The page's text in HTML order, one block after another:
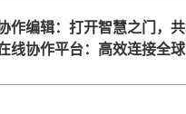
作编辑：打开智慧之门，
线协作平台：高效连接全